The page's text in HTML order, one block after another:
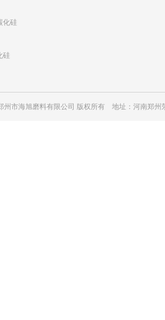
化硅
硅
州市海旭磨料有限公司 版权所有 地址：河南郑